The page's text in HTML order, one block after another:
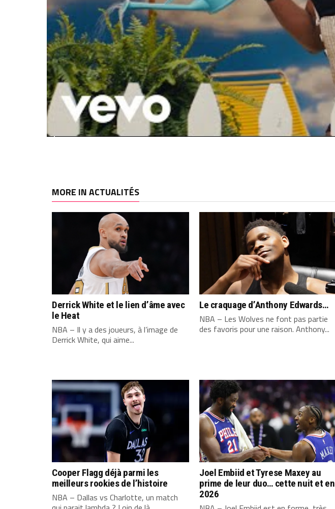
MORE IN ACTUALITÉS
Derrick White et le lien d’âme avec
le Heat
NBA – Il y a des joueurs, à l’image de
Derrick White, qui aime...
Le craquage d’Anthony Edwards…
NBA – Les Wolves ne font pas partie
des favoris pour une raison. Anthony...
Cooper Flagg déjà parmi les
meilleurs rookies de l’histoire
NBA – Dallas vs Charlotte, un match
Joel Embiid et Tyrese Maxey au
prime de leur duo… cette nuit et en
2026